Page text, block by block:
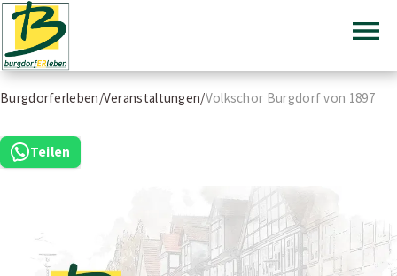
Zum
springen
Burgdorferleben
Burgdorferleben
Burgdorferleben/Veranstaltungen/Volkschor Burgdorf von 1897
Teilen